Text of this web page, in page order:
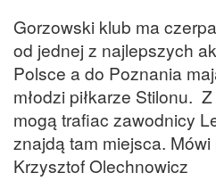
Gorzowski klub ma
od jednej z najlepszych
Polsce a do Poznania
młodzi piłkarze Stilonu.
mogą trafiac zawodnicy
znajdą tam miejsca.
Krzysztof Olechnowicz